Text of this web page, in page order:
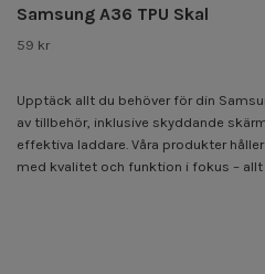
Samsung A36 TPU Skal
59 kr
Upptäck allt du behöver för din
av tillbehör, inklusive skyddande
effektiva laddare. Våra produkter
med kvalitet och funktion i fokus –